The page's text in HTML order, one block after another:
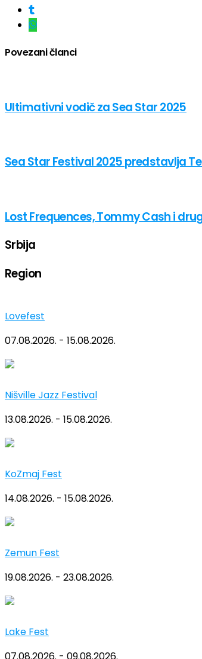
Povezani članci
Ultimativni vodič za Sea Star 2025
Sea Star Festival 2025 predstavlja
Lost Frequences, Tommy Cash i
Srbija
Region
Lovefest
07.08.2026. - 15.08.2026.
Nišville Jazz Festival
13.08.2026. - 15.08.2026.
KoZmaj Fest
14.08.2026. - 15.08.2026.
Zemun Fest
19.08.2026. - 23.08.2026.
Lake Fest